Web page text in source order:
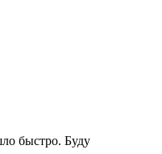
быстро. Буду